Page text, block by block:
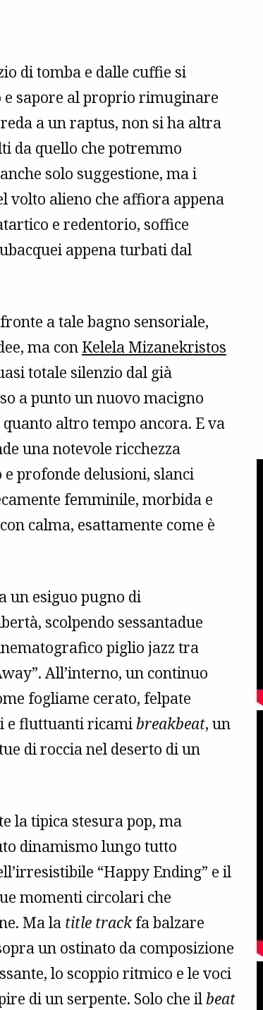
di tomba e dalle cuffie si
sapore al proprio rimuginare
a un raptus, non si ha altra
da quello che potremmo
solo suggestione, ma i
volto alieno che affiora appena
e redentorio, soffice
appena turbati dal
a tale bagno sensoriale,
ma con Kelela Mizanekristos
totale silenzio dal già
a punto un nuovo macigno
altro tempo ancora. E va
una notevole ricchezza
profonde delusioni, slanci
femminile, morbida e
calma, esattamente come è
un esiguo pugno di
scolpendo sessantadue
piglio jazz tra
All’interno, un continuo
fogliame cerato, felpate
e fluttuanti ricamibreakbeat, un
di roccia nel deserto di un
la tipica stesura pop, ma
dinamismo lungo tutto
“Happy Ending” e il
momenti circolari che
Ma la title trackfa balzare
un ostinato da composizione
lo scoppio ritmico e le voci
di un serpente. Solo che ilbeat